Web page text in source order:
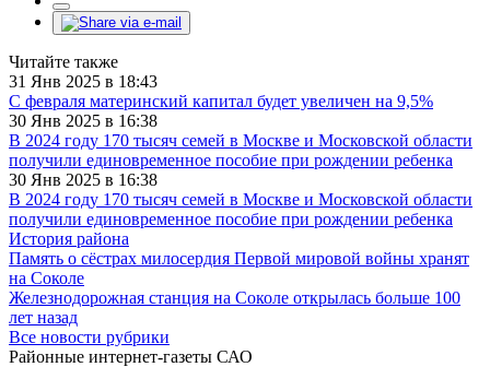
Читайте также
31 Янв 2025 в 18:43
С февраля материнский капитал будет увеличен на 9,5%
30 Янв 2025 в 16:38
В 2024 году 170 тысяч семей в Москве и Московской области
получили единовременное пособие при рождении ребенка
30 Янв 2025 в 16:38
В 2024 году 170 тысяч семей в Москве и Московской области
получили единовременное пособие при рождении ребенка
История района
Память о сёстрах милосердия Первой мировой войны хранят
на Соколе
Железнодорожная станция на Соколе открылась больше 100
лет назад
Все новости рубрики
Районные интернет-газеты САО